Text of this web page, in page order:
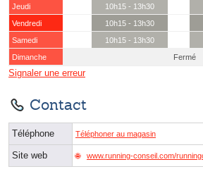
Jeudi
10h15 - 13h30
Vendredi
10h15 - 13h30
Samedi
10h15 - 13h30
Dimanche
Fermé
Signaler une erreur
Contact
Téléphone Téléphoner au magasin
Site web www.running-conseil.com/